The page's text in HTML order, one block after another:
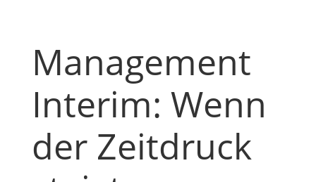
Management
Interim: Wenn
der Zeitdruck